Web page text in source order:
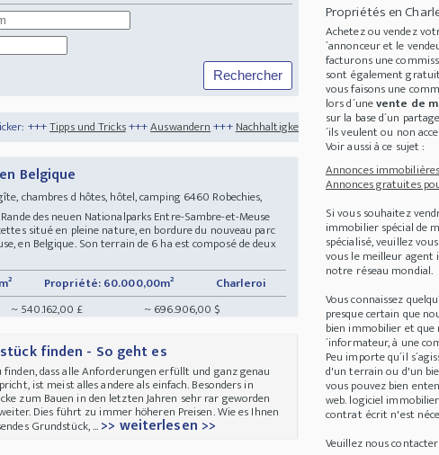
+++Auswandern+++Nachhaltigkeit+++Die 4 interessantesten Immobilien
Belgique
chambres d hôtes, hôtel, camping 6460 Robechies,
des neuen Nationalparks Entre-Sambre-et-Meuse
situé en pleine nature, en bordure du nouveau parc
en Belgique. Son terrain de 6 ha est composé de deux
Propriété: 60.000,00m²
Charleroi
~ 540.162,00 £ ~ 696.906,00 $
finden - So geht es
finden, dass alle Anforderungen erfüllt und ganz genau
ist meist alles andere als einfach. Besonders in
zum Bauen in den letzten Jahren sehr rar geworden
Dies führt zu immer höheren Preisen. Wie es Ihnen
Grundstück, ...>> weiterlesen >>
Propriétés en
Achetez ou vendez
´annonceur et le
facturons une
sont également
vous faisons une
lors d´unevente de
sur la base d´un
´ils veulent ou non
Voir aussi à ce sujet :
Annonces
Annonces gratuites
Si vous souhaitez
immobilier spécial de
spécialisé, veuillez
vous le meilleur
notre réseau mondial.
Vous connaissez
presque certain que
bien immobilier et que
´informateur, à une
Peu importe qu´il
d'un terrain ou d'un
vous pouvez bien
web. logiciel
contrat écrit n'est
Veuillez nous